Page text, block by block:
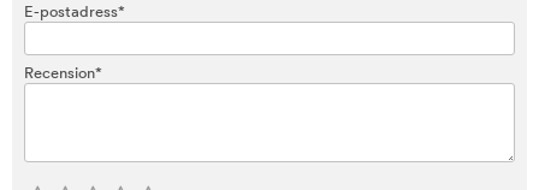
E-postadress*
Recension*